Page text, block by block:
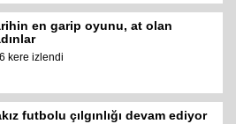
en garip oyunu, at olan
kere izlendi
futbolu çılgınlığı devam ediyor